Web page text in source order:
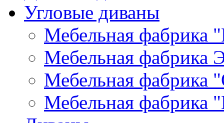
Угловые диваны
Мебельная фабрика
Мебельная фабрика
Мебельная фабрика
Мебельная фабрика